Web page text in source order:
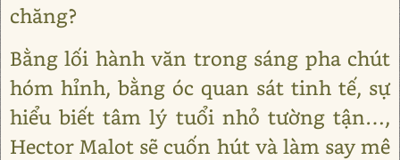
chăng?
Bằng lối hành văn trong sáng pha chút
hóm hỉnh, bằng óc quan sát tinh tế, sự
hiểu biết tâm lý tuổi nhỏ tường tận…,
Hector Malot sẽ cuốn hút và làm say mê